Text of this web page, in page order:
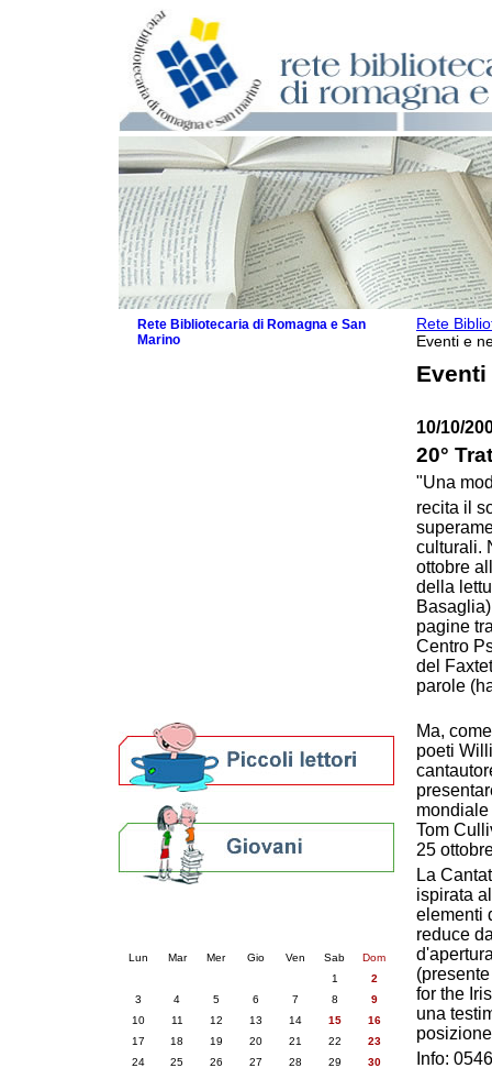
Rete
Eventi e
Eventi
10/10/
20°
"Una
recita il
culturali.
ottobre
della
pagine
Centro
del
parole
Ma,
poeti
Tom
25
La
ispirata
elementi
reduce
for the
una
Info:
Rete Bibliotecaria di Romagna e San
Marino
Lun Mar Mer Gio Ven Sab
Dom
1
2
3
4 5 6 7 8
9
10
11 12 13 14 15
16
17
18 19 20 21 22
23
24
25 26 27 28 29
30